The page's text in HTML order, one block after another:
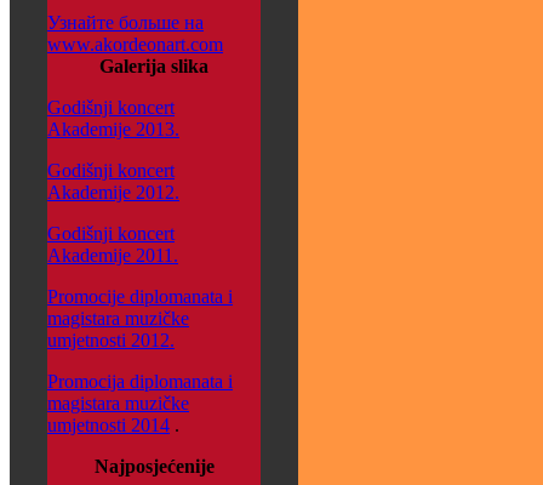
Узнайте больше на
www.akordeonart.com
Galerija slika
Godišnji koncert
Akademije 2013.
Godišnji koncert
Akademije 2012.
Godišnji koncert
Akademije 2011.
Promocije diplomanata i
magistara muzičke
umjetnosti 2012.
Promocija diplomanata i
magistara muzičke
umjetnosti 2014 .
Najposjećenije